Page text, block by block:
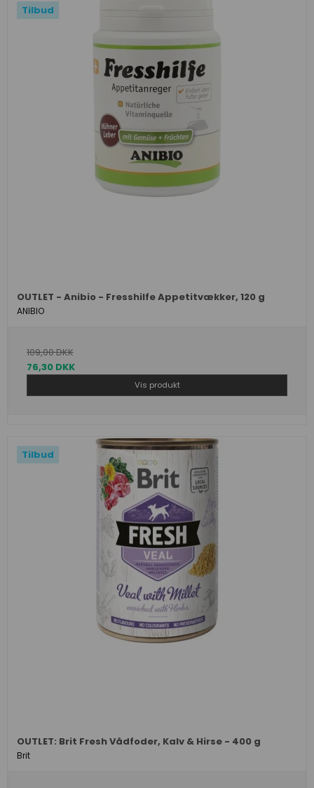
Tilbud
OUTLET - Anibio - Fresshilfe Appetitvækker, 120 g
ANIBIO
109,00 DKK
76,30 DKK
Vis produkt
Tilbud
OUTLET: Brit Fresh Vådfoder, Kalv & Hirse - 400 g
Brit